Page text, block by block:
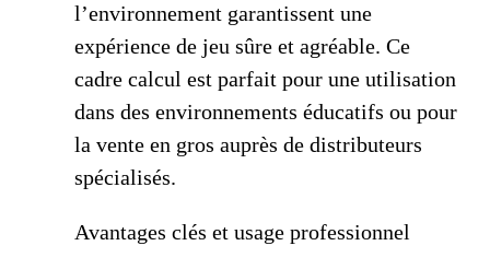
l’environnement garantissent une
expérience de jeu sûre et agréable. Ce
cadre calcul est parfait pour une utilisation
dans des environnements éducatifs ou pour
la vente en gros auprès de distributeurs
spécialisés.
Avantages clés et usage professionnel